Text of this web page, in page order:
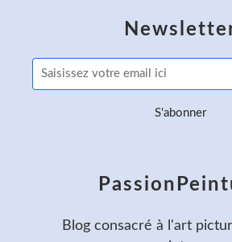
Blog consacré à l'art